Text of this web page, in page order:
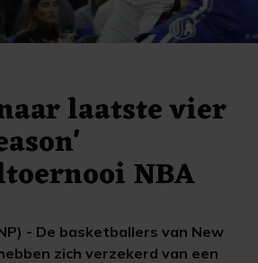
laatste vier
NBA
- De basketballers van New
zich verzekerd van een